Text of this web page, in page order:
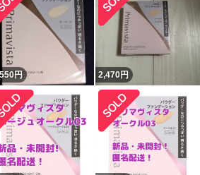
円 2,470円